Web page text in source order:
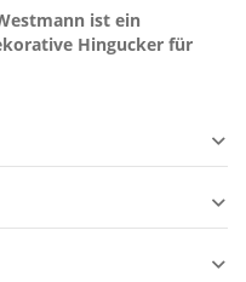
ist ein
Hingucker für